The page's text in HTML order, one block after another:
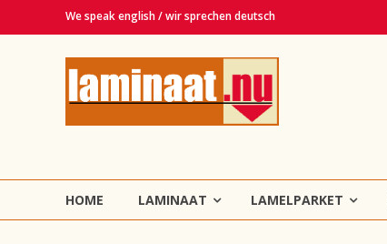
We speak english / wir sprechen deutsch
Laminaat.nu
Haarlem
lamelparket,
PVC
en
HOME LAMINAAT LAMELPARKET